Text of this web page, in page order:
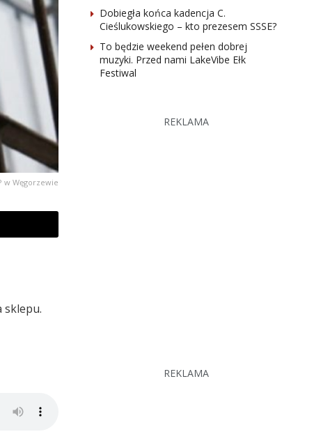
w Węgorzewie
sklepu.
Dobiegła końca kadencja C.
Cieślukowskiego – kto prezesem SSSE?
To będzie weekend pełen dobrej
muzyki. Przed nami LakeVibe Ełk
Festiwal
REKLAMA
REKLAMA